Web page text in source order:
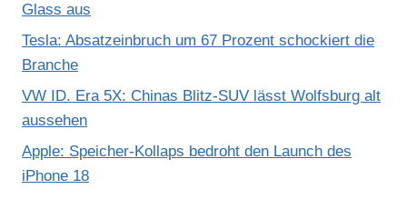
Glass aus
Tesla: Absatzeinbruch um 67 Prozent schockiert die
Branche
VW ID. Era 5X: Chinas Blitz-SUV lässt Wolfsburg alt
aussehen
Apple: Speicher-Kollaps bedroht den Launch des
iPhone 18